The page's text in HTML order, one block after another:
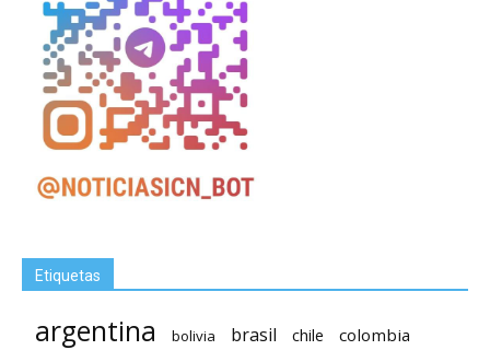
Etiquetas
argentina bolivia brasil chile colombia